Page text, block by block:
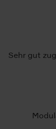
Sehr gut